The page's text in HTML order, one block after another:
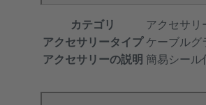
カテゴリ
アクセサリ
アクセサリータイプ ケーブルグ
アクセサリーの説明 簡易シール